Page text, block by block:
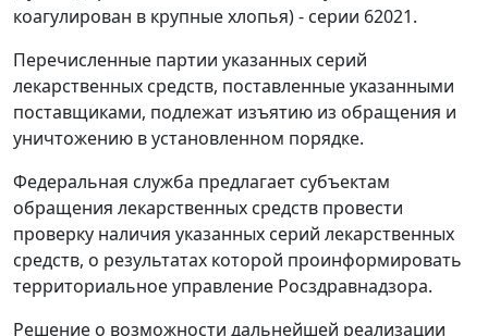
коагулирован в крупные хлопья) - серии 62021.
Перечисленные партии указанных серий
лекарственных средств, поставленные указанными
поставщиками, подлежат изъятию из обращения и
уничтожению в установленном порядке.
Федеральная служба предлагает субъектам
обращения лекарственных средств провести
проверку наличия указанных серий лекарственных
средств, о результатах которой проинформировать
территориальное управление Росздравнадзора.
Решение о возможности дальнейшей реализации